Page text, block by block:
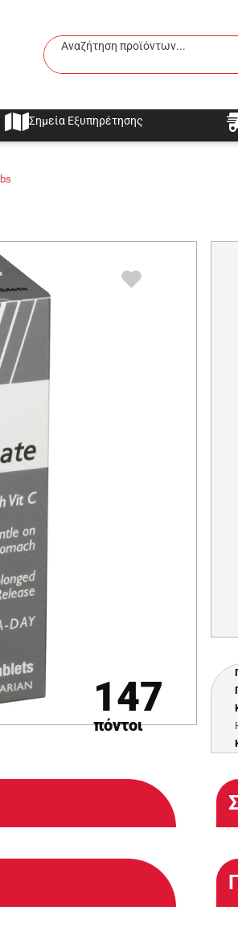
Αναζήτηση προϊόντων...
Σημεία Εξυπηρέτησης
147
πόντοι